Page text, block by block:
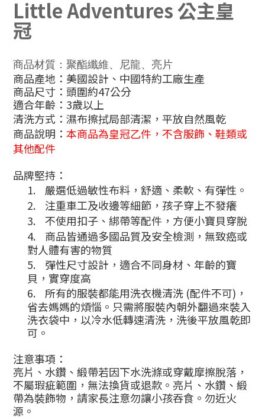
Little Adventures 公主皇
冠
商品材質：聚酯纖維、尼龍、亮片
商品產地：美國設計、中國特約工廠生產
商品尺寸：頭圍約47公分
適合年齡：3歲以上
清洗方式 ： 濕布擦拭局部清潔，平放自然風乾
商品說明： 本商品為皇冠乙件，不含服飾、鞋類或
其他配件
品牌堅持：
1.
嚴選低過敏性布料，舒適、柔軟、有彈性。
2.
注重車工及收邊等細節，孩子穿上不發癢
3.
不使用扣子、綁帶等配件，方便小寶貝穿脫
4.
商品皆通過多國品質及安全檢測，無致癌或
對人體有害的物質
5.
彈性尺寸設計，適合不同身材、年齡的寶
貝，實穿度高
6.
所有的服裝都能用洗衣機清洗 (配件不可)，
省去媽媽的煩惱。只需將服裝內朝外翻過來裝入
洗衣袋中，以冷水低轉速清洗，洗後平放風乾即
可。
注意事項：
亮片、水鑽、緞帶若因下水洗滌或穿戴摩擦脫落，
不屬瑕疵範圍，無法換貨或退款。亮片、水鑽、緞
帶為裝飾物，請家長注意勿讓小孩吞食。勿近火
源。